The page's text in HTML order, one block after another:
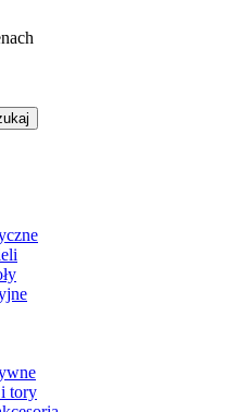
tory